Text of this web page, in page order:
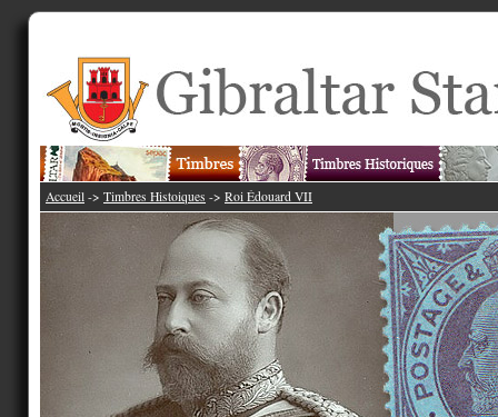
Accueil -> Timbres Histoiques -> Roi Édouard VII